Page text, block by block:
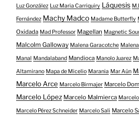
Luz González Luz Maria Carriquiry Láquesis
Fernández Machy Madco Madame Butterfly
Oxidada Mad Professor Magellan Magnetic
Malcolm Galloway Malena Garacotche
Manal Mandalaband Mandioca Manolo Juarez
Altamirano Mapa de Micelio Marania Mar Aún
Marcelo Arce Marcelo Birmajer Marcelo
Marcelo López Marcelo Malmierca
Marcelo Pérez Schneider Marcelo Sali Marcelo